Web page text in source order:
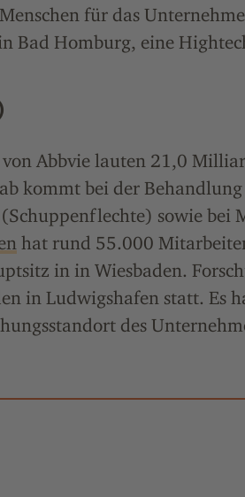
für das
Bad Homburg, eine
Abbvie lauten 21,0
kommt bei der
sowie bei
hat rund 55.000
in in Wiesbaden.
in Ludwigshafen statt. Es
des